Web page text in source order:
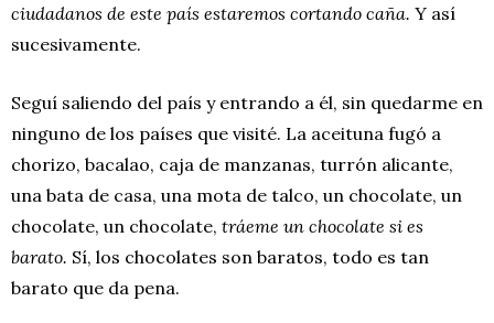
ciudadanos de este país estaremos cortando caña. Y así
sucesivamente.
Seguí saliendo del país y entrando a él, sin quedarme en
ninguno de los países que visité. La aceituna fugó a
chorizo, bacalao, caja de manzanas, turrón alicante,
una bata de casa, una mota de talco, un chocolate, un
chocolate, un chocolate, tráeme un chocolate si es
barato. Sí, los chocolates son baratos, todo es tan
barato que da pena.